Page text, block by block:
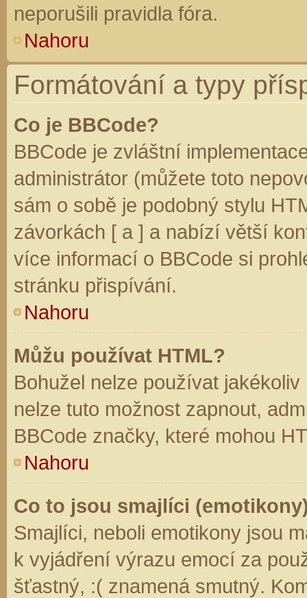
neporušili pravidla fóra.
Nahoru
Formátování a typy
Co je BBCode?
BBCode je zvláštní
administrátor (můžete toto
sám o sobě je podobný stylu
závorkách [ a ] a nabízí větší
více informací o BBCode si
stránku přispívání.
Nahoru
Můžu používat HTML?
Bohužel nelze používat
nelze tuto možnost zapnout,
BBCode značky, které mohou
Nahoru
Co to jsou smajlíci
Smajlíci, neboli emotikony jsou
k vyjádření výrazu emocí za
šťastný, :( znamená smutný.